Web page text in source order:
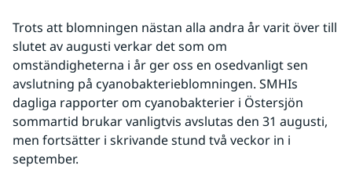
Trots att blomningen nästan alla andra år varit över till
slutet av augusti verkar det som om
omständigheterna i år ger oss en osedvanligt sen
avslutning på cyanobakterieblomningen. SMHIs
dagliga rapporter om cyanobakterier i Östersjön
sommartid brukar vanligtvis avslutas den 31 augusti,
men fortsätter i skrivande stund två veckor in i
september.